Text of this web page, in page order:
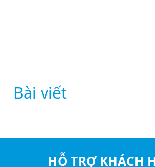
Bài viết
HỖ TRỢ KHÁCH